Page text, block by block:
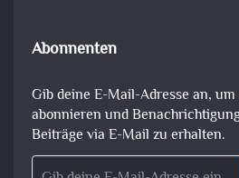
Abonnenten
Gib deine E-Mail-Adresse an,
abonnieren und
Beiträge via E-Mail zu erhalten.
Gib deine E-Mail-Adresse ein ...